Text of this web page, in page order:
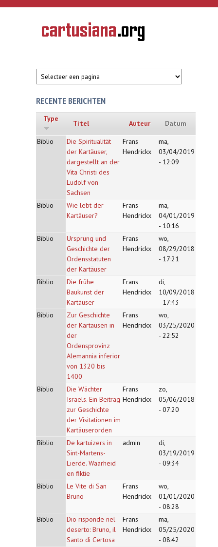
Overslaan en naar de inhoud gaan
CARTUSIANA
Geschiedenis
van de
RECENTE BERICHTEN
Type
Titel Auteur Datum
Biblio
Die Spiritualität
der Kartäuser,
dargestellt an der
Vita Christi des
Ludolf von
Sachsen
Frans
Hendrickx
ma,
03/04/2019
- 12:09
Biblio
Wie lebt der
Kartäuser?
Frans
Hendrickx
ma,
04/01/2019
- 10:16
Biblio
Ursprung und
Geschichte der
Ordensstatuten
der Kartäuser
Frans
Hendrickx
wo,
08/29/2018
- 17:21
Biblio
Die frühe
Baukunst der
Kartäuser
Frans
Hendrickx
di,
10/09/2018
- 17:43
Biblio
Zur Geschichte
der Kartausen in
der
Ordensprovinz
Alemannia inferior
von 1320 bis
1400
Frans
Hendrickx
wo,
03/25/2020
- 22:52
Biblio
Die Wächter
Israels. Ein Beitrag
zur Geschichte
der Visitationen im
Kartäuserorden
Frans
Hendrickx
zo,
05/06/2018
- 07:20
Biblio
De kartuizers in
Sint-Martens-
Lierde. Waarheid
en fiktie
admin
di,
03/19/2019
- 09:34
Biblio
Le Vite di San
Bruno
Frans
Hendrickx
wo,
01/01/2020
- 08:28
Biblio
Dio risponde nel
deserto: Bruno, il
Santo di Certosa
Frans
Hendrickx
ma,
05/25/2020
- 08:42